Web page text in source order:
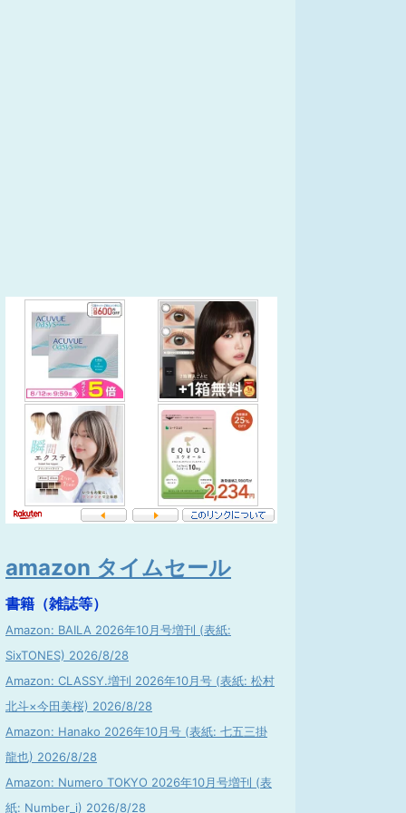
amazon タイムセール
書籍（雑誌等）
Amazon: BAILA 2026年10月号増刊 (表紙:
SixTONES) 2026/8/28
Amazon: CLASSY.増刊 2026年10月号 (表紙: 松村
北斗×今田美桜) 2026/8/28
Amazon: Hanako 2026年10月号 (表紙: 七五三掛
龍也) 2026/8/28
Amazon: Numero TOKYO 2026年10月号増刊 (表
紙: Number_i) 2026/8/28